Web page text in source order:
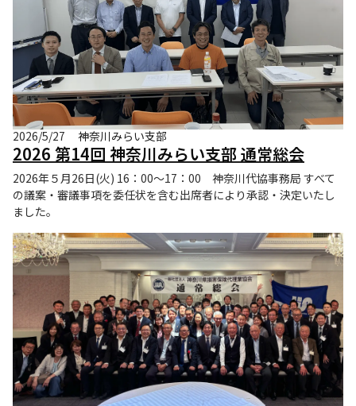
2026/5/27 神奈川みらい支部
2026 第14回 神奈川みらい支部 通常総会
2026年５月26日(火) 16：00～17：00 神奈川代協事務局 すべて
の議案・審議事項を委任状を含む出席者により承認・決定いたし
ました。